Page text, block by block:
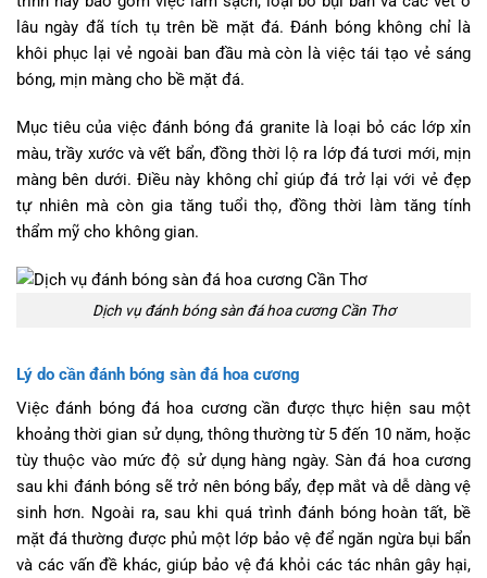
lâu ngày đã tích tụ trên bề mặt đá. Đánh bóng không chỉ là
khôi phục lại vẻ ngoài ban đầu mà còn là việc tái tạo vẻ sáng
bóng, mịn màng cho bề mặt đá.
Mục tiêu của việc đánh bóng đá granite là loại bỏ các lớp xỉn
màu, trầy xước và vết bẩn, đồng thời lộ ra lớp đá tươi mới, mịn
màng bên dưới. Điều này không chỉ giúp đá trở lại với vẻ đẹp
tự nhiên mà còn gia tăng tuổi thọ, đồng thời làm tăng tính
thẩm mỹ cho không gian.
Dịch vụ đánh bóng sàn đá hoa cương Cần Thơ
Lý do cần đánh bóng sàn đá hoa cương
Việc đánh bóng đá hoa cương cần được thực hiện sau một
khoảng thời gian sử dụng, thông thường từ 5 đến 10 năm, hoặc
tùy thuộc vào mức độ sử dụng hàng ngày. Sàn đá hoa cương
sau khi đánh bóng sẽ trở nên bóng bẩy, đẹp mắt và dễ dàng vệ
sinh hơn. Ngoài ra, sau khi quá trình đánh bóng hoàn tất, bề
mặt đá thường được phủ một lớp bảo vệ để ngăn ngừa bụi bẩn
và các vấn đề khác, giúp bảo vệ đá khỏi các tác nhân gây hại,